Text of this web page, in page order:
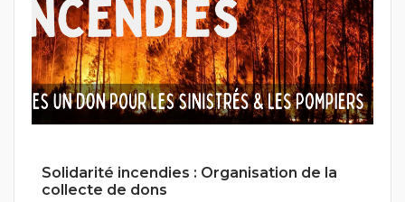
Solidarité incendies : Organisation de la
collecte de dons